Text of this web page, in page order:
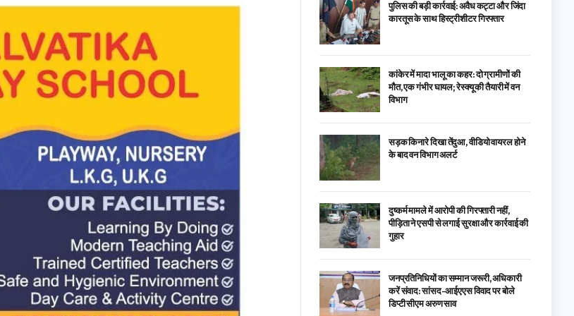
पुलिस की बड़ी कार्रवाई: अवैध कट्टा और जिंदा
कारतूस के साथ हिस्ट्रीशीटर गिरफ्तार
कांकेर में मादा भालू का कहर: दो ग्रामीणों की
मौत, एक गंभीर घायल; रेस्क्यू की तैयारी में वन
विभाग
सड़क किनारे दिखा तेंदुआ, वीडियो वायरल होने
के बाद वन विभाग अलर्ट
दुष्कर्म मामले में आरोपी की गिरफ्तारी नहीं,
पीड़िता ने एसपी से लगाई सुरक्षा और कार्रवाई की
गुहार
जनप्रतिनिधियों का सम्मान जरूरी, अधिकारी
करें संवाद: सांसद-आईएएस विवाद पर बोले
डिप्टी सीएम अरुण साव